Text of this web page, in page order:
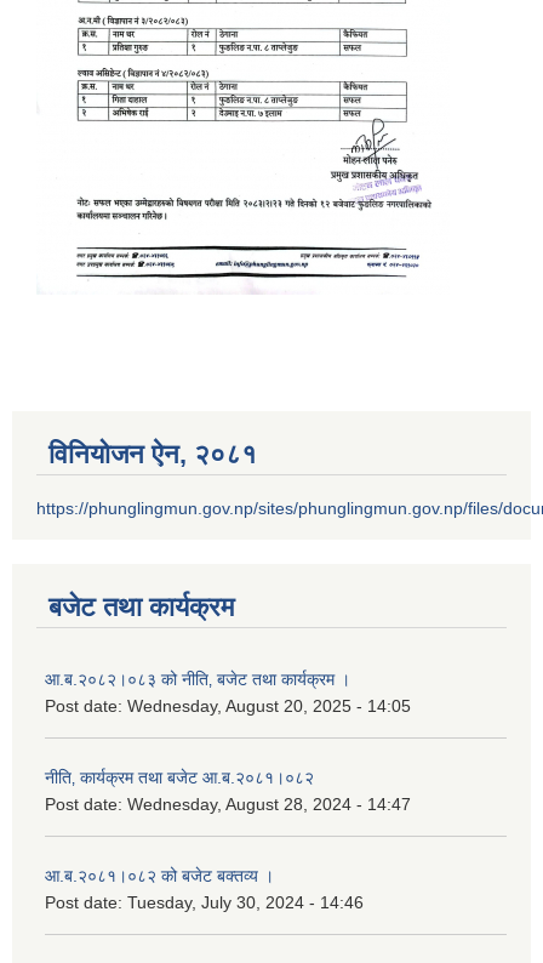
विनियोजन ऐन‚ २०८१
https://phunglingmun.gov.np/sites/phunglingmun.gov.np/files/
बजेट तथा कार्यक्रम
आ.ब.२०८२।०८३ को नीति‚ बजेट तथा कार्यक्रम ।
Post date: Wednesday, August 20, 2025 - 14:05
नीति‚ कार्यक्रम तथा बजेट आ.ब.२०८१।०८२
Post date: Wednesday, August 28, 2024 - 14:47
आ.ब.२०८१।०८२ को बजेट बक्तव्य ।
Post date: Tuesday, July 30, 2024 - 14:46